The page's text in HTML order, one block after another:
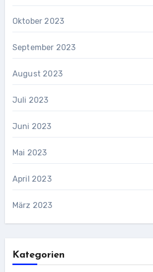
Oktober 2023
September 2023
August 2023
Juli 2023
Juni 2023
Mai 2023
April 2023
März 2023
Kategorien